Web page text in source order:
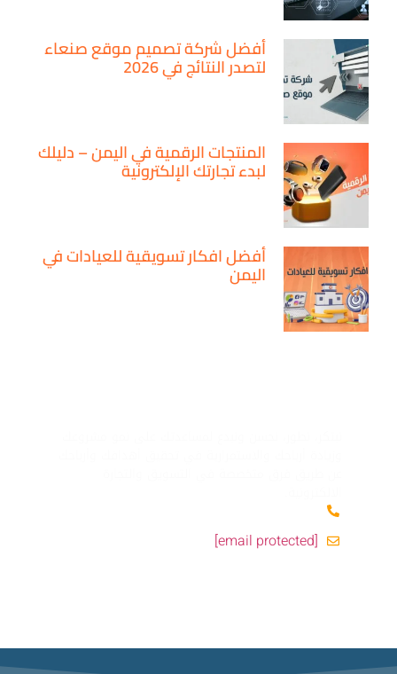
أفضل شركة تصميم موقع صنعاء
لتصدر النتائج في 2026
المنتجات الرقمية في اليمن – دليلك
لبدء تجارتك الإلكترونية
أفضل افكار تسويقية للعيادات في
اليمن
[email protected]